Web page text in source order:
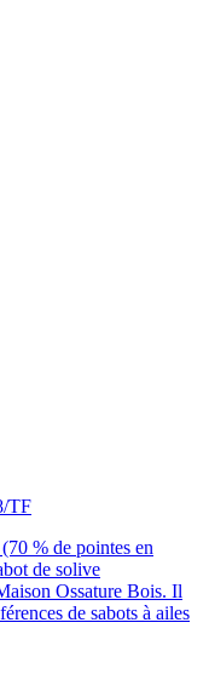
TF
% de pointes en
de solive
Ossature Bois. Il
de sabots à ailes